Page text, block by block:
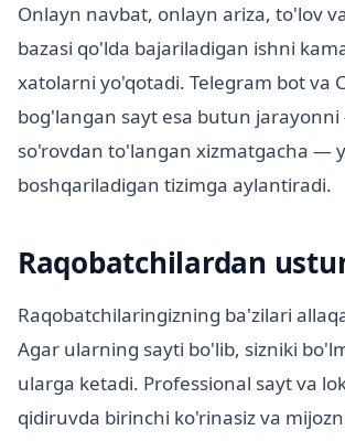
Onlayn navbat, onlayn ariza, to'lov
bazasi qo'lda bajariladigan ishni
xatolarni yo'qotadi. Telegram bot va
bog'langan sayt esa butun
so'rovdan to'langan xizmatgacha —
boshqariladigan tizimga aylantiradi.
Raqobatchilardan
Raqobatchilaringizning ba'zilari
Agar ularning sayti bo'lib, sizniki
ularga ketadi. Professional sayt va
qidiruvda birinchi ko'rinasiz va